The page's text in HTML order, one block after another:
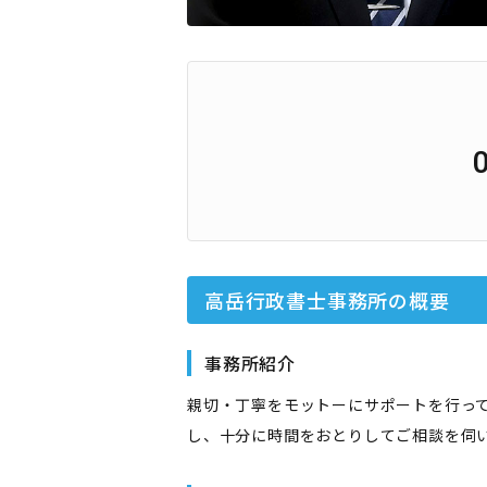
高岳行政書士事務所の概要
事務所紹介
親切・丁寧をモットーにサポートを行っ
し、十分に時間をおとりしてご相談を